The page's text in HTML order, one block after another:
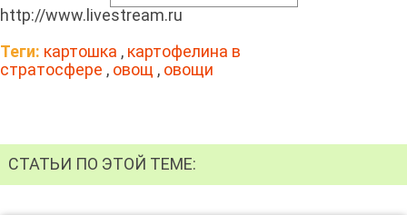
http://www.livestream.ru
Теги: картошка , картофелина в
стратосфере , овощ , овощи
СТАТЬИ ПО ЭТОЙ ТЕМЕ: